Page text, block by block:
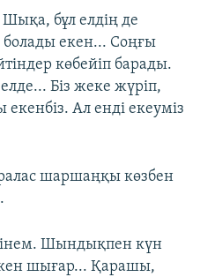
бұл елдің де
болады екен... Соңғы
көбейіп барады.
Біз жеке жүріп,
Ал енді екеуміз
шаршаңқы көзбен
Шындықпен күн
шығар... Қарашы,